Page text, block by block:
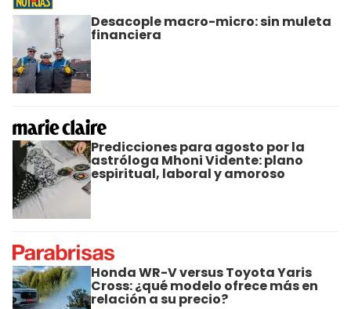
Desacople macro-micro: sin muleta
financiera
Predicciones para agosto por la
astróloga Mhoni Vidente: plano
espiritual, laboral y amoroso
Honda WR-V versus Toyota Yaris
Cross: ¿qué modelo ofrece más en
relación a su precio?